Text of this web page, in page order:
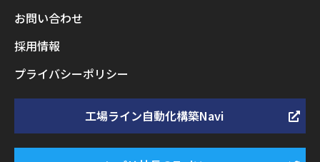
お問い合わせ
採用情報
プライバシーポリシー
工場ライン自動化構築Navi